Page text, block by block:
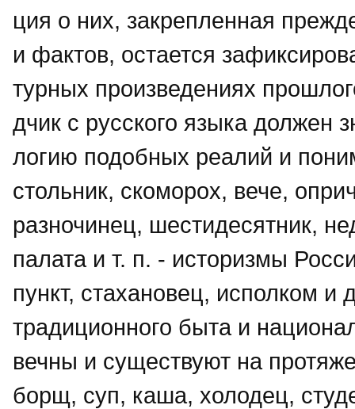
ция о них, закрепленная
и фактов, остается
турных произведениях
дчик с русского языка должен
логию подобных реалий и
стольник, скоморох, вече,
разночинец, шестидесятник,
палата и т. п. - историзмы
пункт, стахановец, исполком и
традиционного быта и
вечны и существуют на
борщ, суп, каша, холодец,